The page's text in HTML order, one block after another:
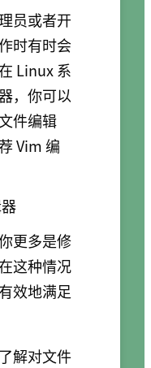
员或者开
时有时会
Linux 系
，你可以
件编辑
Vim 编
更多是修
这种情况
效地满足
解对文件